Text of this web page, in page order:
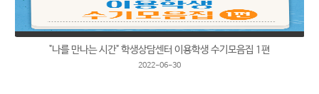
"나를 만나는 시간" 학생상담센터 이용학생 수기모음집 1편
2022-06-30